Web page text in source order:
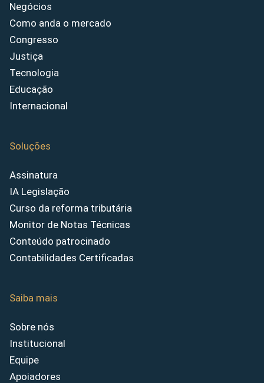
Negócios
Como anda o mercado
Congresso
Justiça
Tecnologia
Educação
Internacional
Soluções
Assinatura
IA Legislação
Curso da reforma tributária
Monitor de Notas Técnicas
Conteúdo patrocinado
Contabilidades Certificadas
Saiba mais
Sobre nós
Institucional
Equipe
Apoiadores